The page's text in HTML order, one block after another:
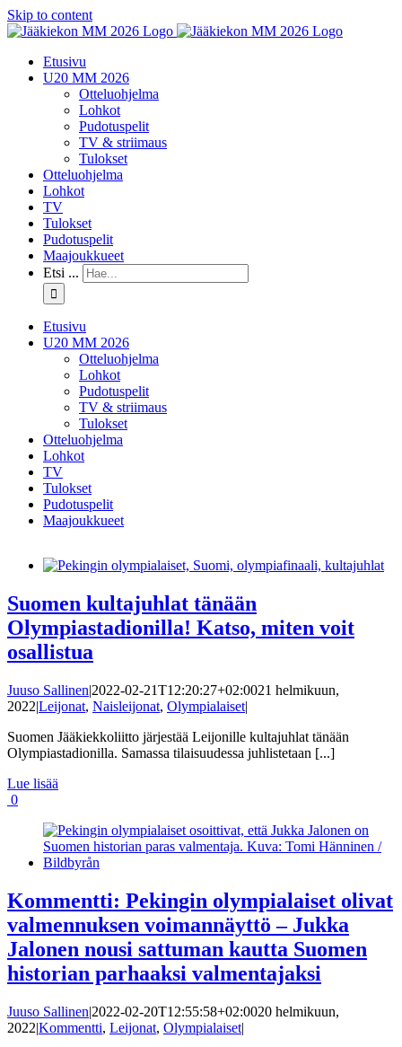
Skip to content
Etusivu
U20 MM 2026
Otteluohjelma
Lohkot
Pudotuspelit
TV & striimaus
Tulokset
Otteluohjelma
Lohkot
TV
Tulokset
Pudotuspelit
Maajoukkueet
Etsi ...
Etusivu
U20 MM 2026
Otteluohjelma
Lohkot
Pudotuspelit
TV & striimaus
Tulokset
Otteluohjelma
Lohkot
TV
Tulokset
Pudotuspelit
Maajoukkueet
Suomen kultajuhlat tänään
Olympiastadionilla! Katso, miten voit
osallistua
Juuso Sallinen|2022-02-21T12:20:27+02:0021 helmikuun,
2022|Leijonat, Naisleijonat, Olympialaiset|
Suomen Jääkiekkoliitto järjestää Leijonille kultajuhlat tänään
Olympiastadionilla. Samassa tilaisuudessa juhlistetaan [...]
Lue lisää
0
Kommentti: Pekingin olympialaiset olivat
valmennuksen voimannäyttö – Jukka
Jalonen nousi sattuman kautta Suomen
historian parhaaksi valmentajaksi
Juuso Sallinen|2022-02-20T12:55:58+02:0020 helmikuun,
2022|Kommentti, Leijonat, Olympialaiset|